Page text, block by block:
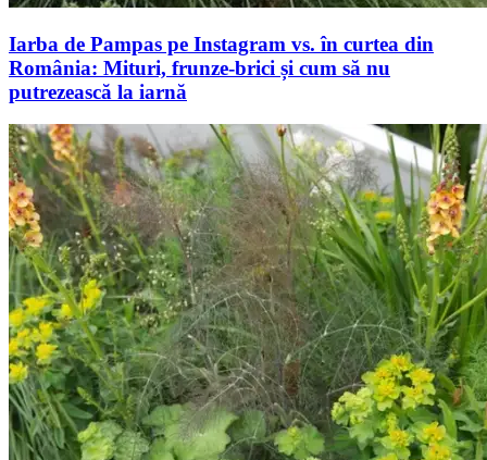
Iarba de Pampas pe Instagram vs. în curtea din
România: Mituri, frunze-brici și cum să nu
putrezească la iarnă